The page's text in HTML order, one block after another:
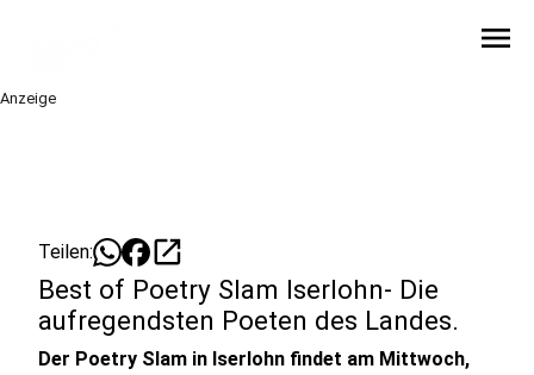
menu
Anzeige
Teilen: open_in_new
Best of Poetry Slam Iserlohn- Die
aufregendsten Poeten des Landes.
Der Poetry Slam in Iserlohn findet am Mittwoch,